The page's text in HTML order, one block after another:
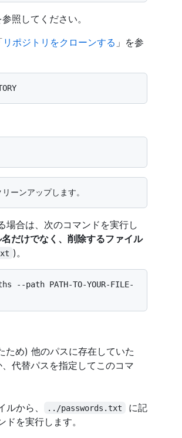
照してください。
リポジトリをクローンする 」を参
場合は、次のコマンドを実行し
だけでなく、削除するファイル
)。
PATH-TO-YOUR-FILE-
ため) 他のパスに存在していた
代替パスを指定してこのコマ
から、 ../passwords.txt
に記
を実行します。